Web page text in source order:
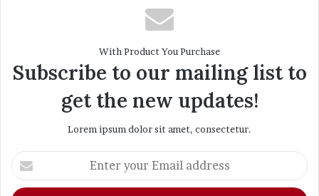
With Product You Purchase
Subscribe to our mailing list to
get the new updates!
Lorem ipsum dolor sit amet, consectetur.
Enter
your
Email